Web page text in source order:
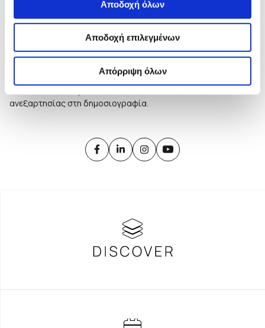
Αποδοχή όλων
Αποδοχή επιλεγμένων
Απόρριψη όλων
Το iMEdD είναι ένας μη κερδοσκοπικός δημοσιογραφικός
οργανισμός που ιδρύθηκε το 2018 με αποκλειστική δωρεά
από το Ίδρυμα Σταύρος Νιάρχος (ΙΣΝ). Αποστολή του είναι η
ανεξαρτησίας στη δημοσιογραφία.